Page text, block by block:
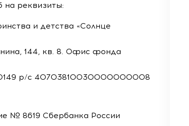
на реквизиты:
и детства «Солнце
144, кв. 8. Офис фонда
р/с 40703810030000000008
№ 8619 Сбербанка России